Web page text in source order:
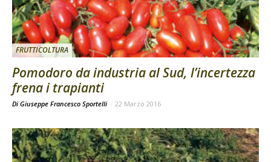
FRUTTICOLTURA
Pomodoro da industria al Sud, l’incertezza
frena i trapianti
Di Giuseppe Francesco Sportelli - 22 Marzo 2016